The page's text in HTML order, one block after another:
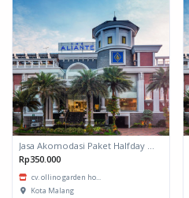
Rp350.000
cv. ollino garden ho...
Kota Malang